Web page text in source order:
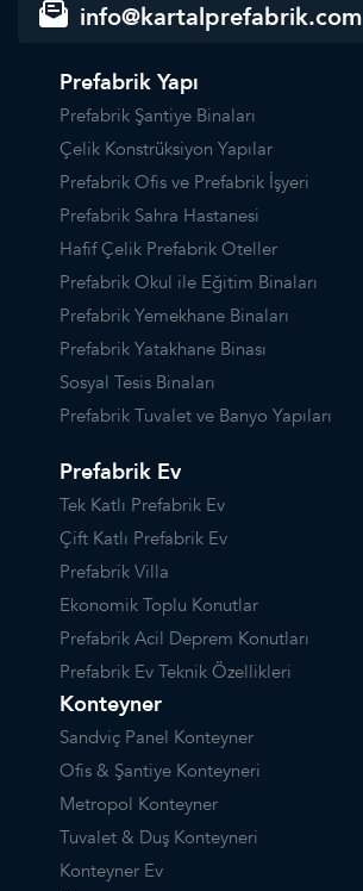
info@kartalprefabrik.com
Prefabrik Yapı
Prefabrik Şantiye Binaları
Çelik Konstrüksiyon Yapılar
Prefabrik Ofis ve Prefabrik İşyeri
Prefabrik Sahra Hastanesi
Hafif Çelik Prefabrik Oteller
Prefabrik Okul ile Eğitim Binaları
Prefabrik Yemekhane Binaları
Prefabrik Yatakhane Binası
Sosyal Tesis Binaları
Prefabrik Tuvalet ve Banyo Yapıları
Prefabrik Ev
Tek Katlı Prefabrik Ev
Çift Katlı Prefabrik Ev
Prefabrik Villa
Ekonomik Toplu Konutlar
Prefabrik Acil Deprem Konutları
Prefabrik Ev Teknik Özellikleri
Konteyner
Sandviç Panel Konteyner
Ofis & Şantiye Konteyneri
Metropol Konteyner
Tuvalet & Duş Konteyneri
Konteyner Ev